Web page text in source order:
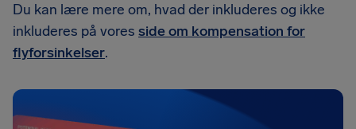
Du kan lære mere om, hvad der inkluderes og ikke
inkluderes på vores side om kompensation for
flyforsinkelser.